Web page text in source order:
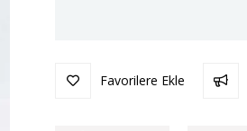
Favorilere Ekle